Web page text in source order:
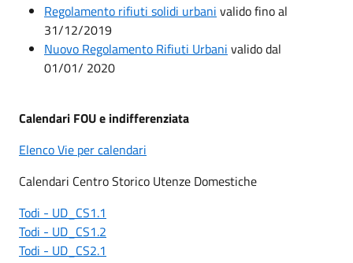
Regolamento rifiuti solidi urbani valido fino al
31/12/2019
Nuovo Regolamento Rifiuti Urbani valido dal
01/01/ 2020
Calendari FOU e indifferenziata
Elenco Vie per calendari
Calendari Centro Storico Utenze Domestiche
Todi - UD_CS1.1
Todi - UD_CS1.2
Todi - UD_CS2.1